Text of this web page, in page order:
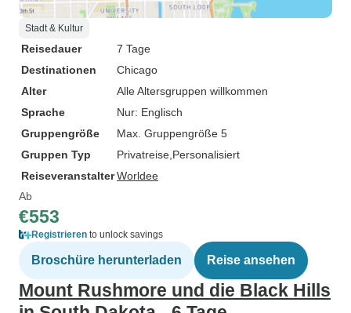
Stadt & Kultur
Reisedauer
7 Tage
Destinationen
Chicago
Alter
Alle Altersgruppen willkommen
Sprache
Nur: Englisch
Gruppengröße
Max. Gruppengröße 5
Gruppen Typ
Privatreise Personalisiert
ReiseveranstalterWorldee
Ab
€553
Registrieren to unlock savings
Broschüre herunterladen Reise ansehen
Mount Rushmore und die Black Hills